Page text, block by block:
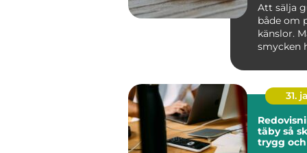
Att sälja
både om
känslor.
smycken
med mi...
31.
täby så skapar du
trygg